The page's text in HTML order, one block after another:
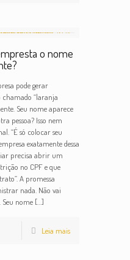
o nome
pode gerar
chamado “laranja
Seu nome aparece
pessoa? Isso nem
“É só colocar seu
exatamente dessa
precisa abrir um
no CPF e que
A promessa
nada. Não vai
nome[…]
Leia mais